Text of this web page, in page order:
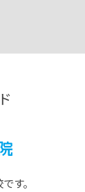
す。